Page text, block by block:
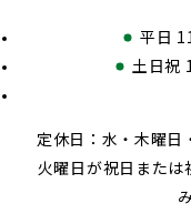
平日
土日祝
定休日：水・木曜日
火曜日が祝日また